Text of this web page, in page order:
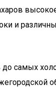
и
до самых